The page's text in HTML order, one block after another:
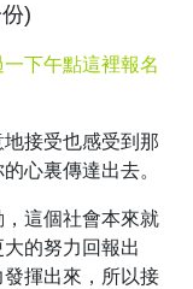
)
下午點這裡報名
接受也感受到那
心裏傳達出去。
這個社會本來就
的努力回報出
揮出來，所以接